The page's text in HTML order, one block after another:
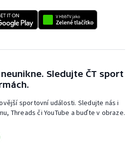
Sledujte ČT sport
sportovní události. Sledujte nás i
Threads či YouTube a buďte v obraze.